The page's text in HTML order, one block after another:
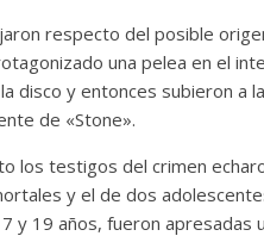
respecto del posible
una pelea en el
disco y entonces subieron a
de «Stone».
los testigos del crimen
y el de dos
y 19 años, fueron